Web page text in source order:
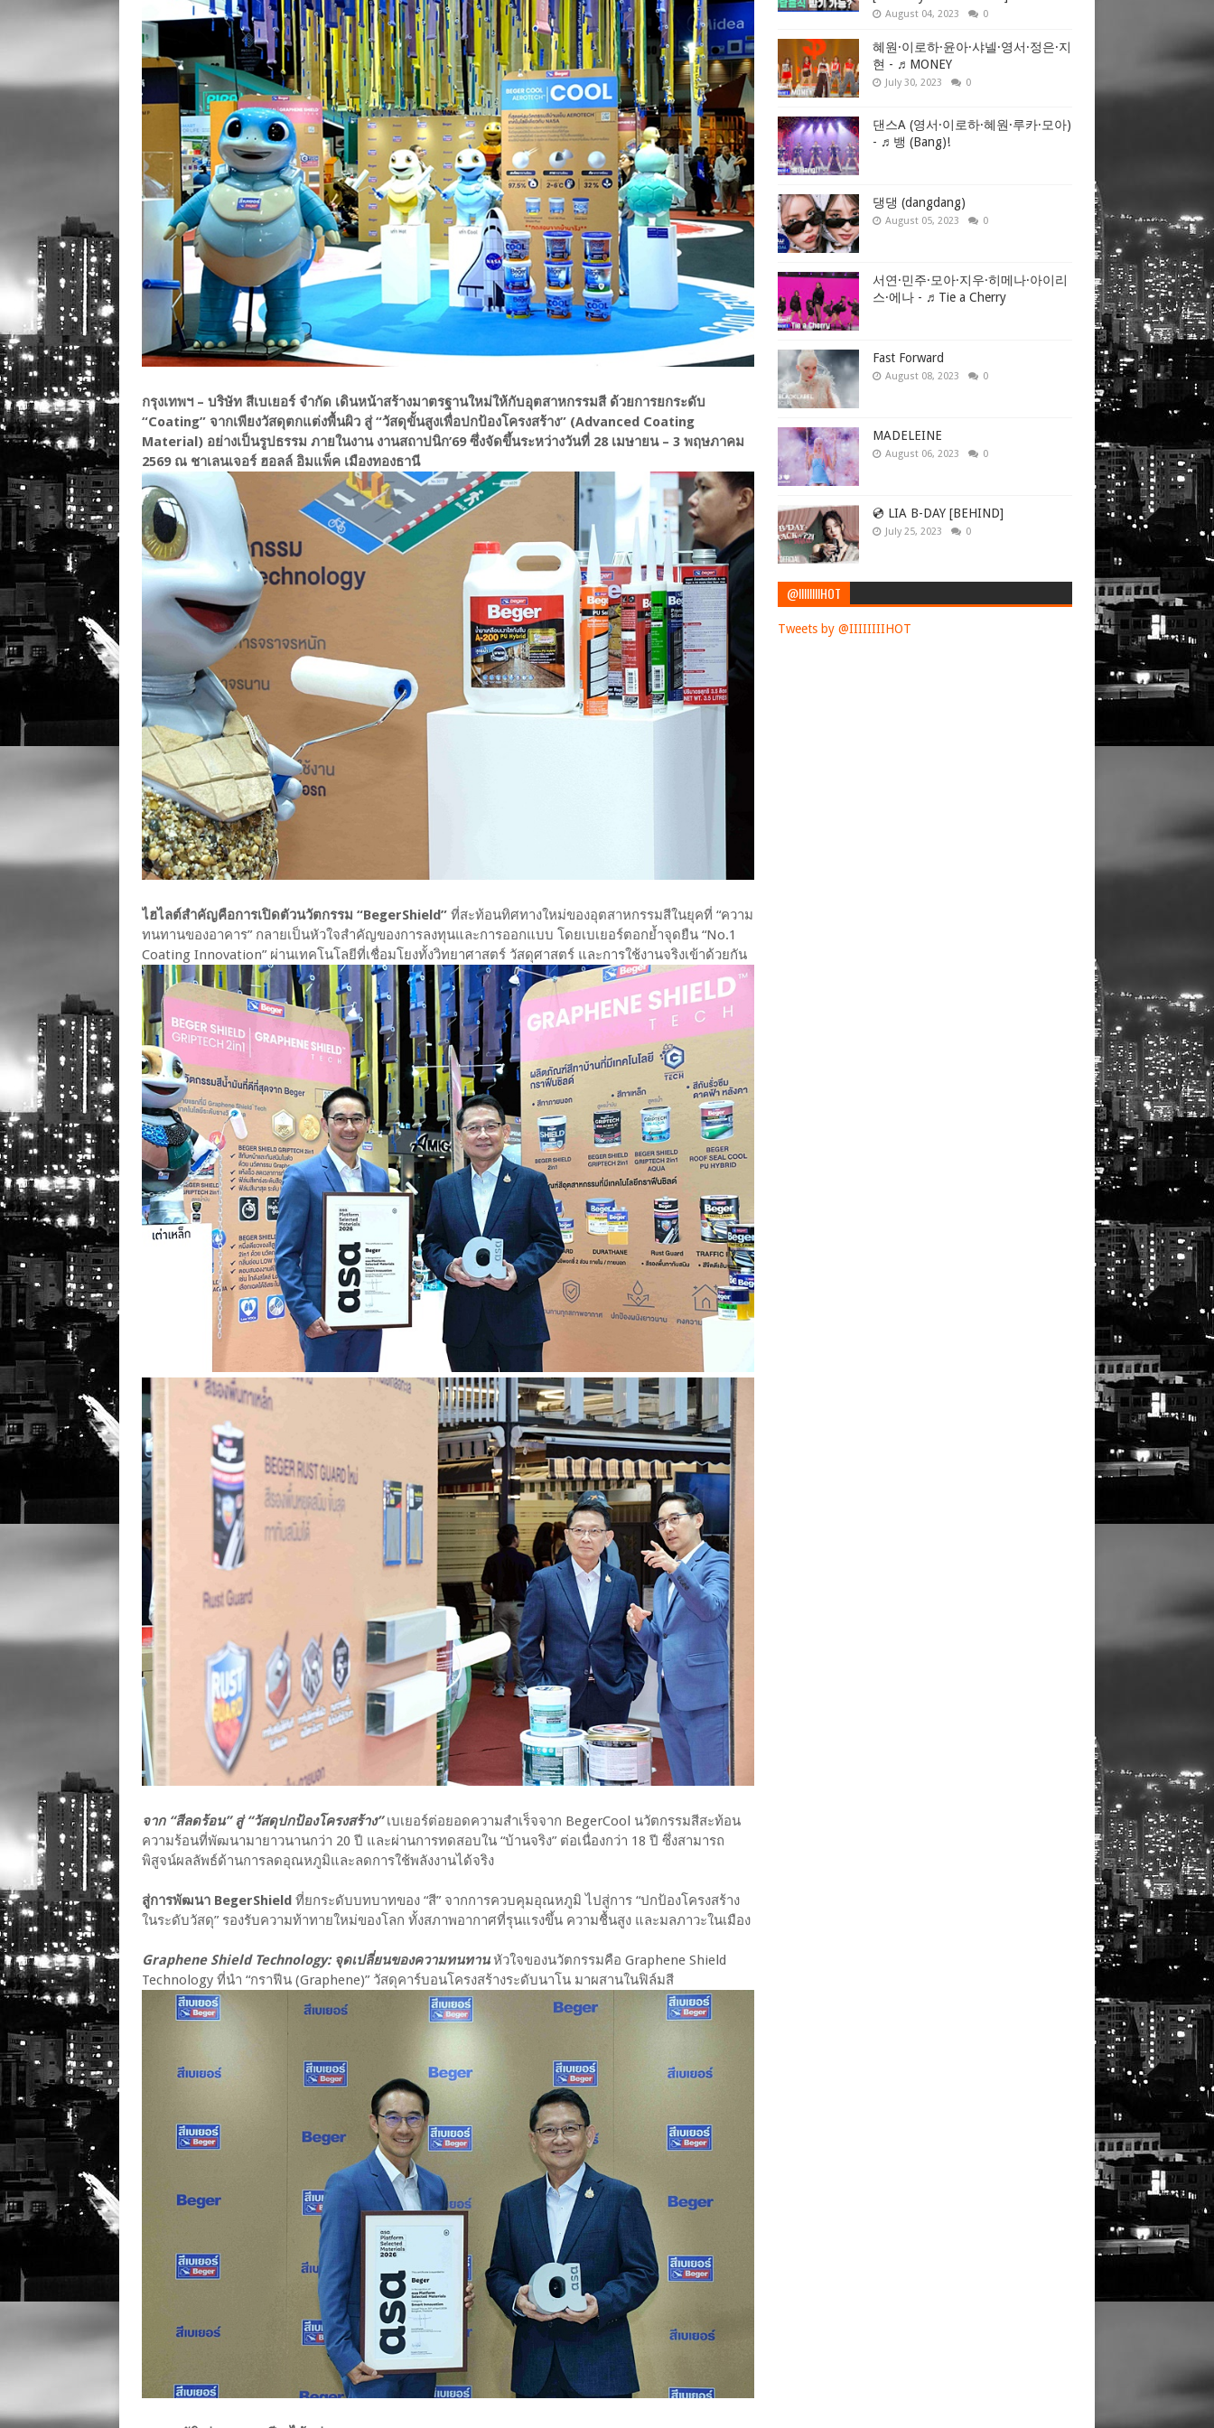
กรุงเทพฯ – บริษัท สีเบเยอร์ จำกัด เดินหน้าสร้างมาตรฐานใหม่ให้กับอุตสาหกรรมสี ด้วยการยกระดับ
“Coating” จากเพียงวัสดุตกแต่งพื้นผิว สู่ “วัสดุขั้นสูงเพื่อปกป้องโครงสร้าง” (Advanced Coating
Material) อย่างเป็นรูปธรรม ภายในงาน งานสถาปนิก’69 ซึ่งจัดขึ้นระหว่างวันที่ 28 เมษายน – 3 พฤษภาคม
2569 ณ ชาเลนเจอร์ ฮอลล์ อิมแพ็ค เมืองทองธานี
ไฮไลต์สำคัญคือการเปิดตัวนวัตกรรม “BegerShield” ที่สะท้อนทิศทางใหม่ของอุตสาหกรรมสีในยุคที่ “ความ
ทนทานของอาคาร” กลายเป็นหัวใจสำคัญของการลงทุนและการออกแบบ โดยเบเยอร์ตอกย้ำจุดยืน “No.1
Coating Innovation” ผ่านเทคโนโลยีที่เชื่อมโยงทั้งวิทยาศาสตร์ วัสดุศาสตร์ และการใช้งานจริงเข้าด้วยกัน
จาก “สีลดร้อน” สู่ “วัสดุปกป้องโครงสร้าง” เบเยอร์ต่อยอดความสำเร็จจาก BegerCool นวัตกรรมสีสะท้อน
ความร้อนที่พัฒนามายาวนานกว่า 20 ปี และผ่านการทดสอบใน “บ้านจริง” ต่อเนื่องกว่า 18 ปี ซึ่งสามารถ
พิสูจน์ผลลัพธ์ด้านการลดอุณหภูมิและลดการใช้พลังงานได้จริง
สู่การพัฒนา BegerShield ที่ยกระดับบทบาทของ “สี” จากการควบคุมอุณหภูมิ ไปสู่การ “ปกป้องโครงสร้าง
ในระดับวัสดุ” รองรับความท้าทายใหม่ของโลก ทั้งสภาพอากาศที่รุนแรงขึ้น ความชื้นสูง และมลภาวะในเมือง
Graphene Shield Technology: จุดเปลี่ยนของความทนทานหัวใจของนวัตกรรมคือ Graphene Shield
Technology ที่นำ “กราฟีน (Graphene)” วัสดุคาร์บอนโครงสร้างระดับนาโน มาผสานในฟิล์มสี
August 04, 2023 0
혜원·이로하·윤아·샤넬·영서·정은·지
현 - ♬MONEY
July 30, 2023 0
댄스A (영서·이로하·혜원·루카·모아)
- ♬뱅 (Bang)!
댕댕 (dangdang)
August 05, 2023 0
서연·민주·모아·지우·히메나·아이리
스·에나 - ♬Tie a Cherry
Fast Forward
August 08, 2023 0
MADELEINE
August 06, 2023 0
💿 LIA B-DAY [BEHIND]
July 25, 2023 0
@IIIIIIIIHOT
Tweets by @IIIIIIIIHOT